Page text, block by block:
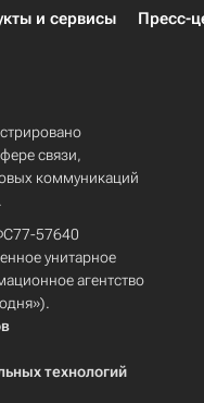
и сервисы Пресс-
связи,
коммуникаций
57640
унитарное
агентство
технологий